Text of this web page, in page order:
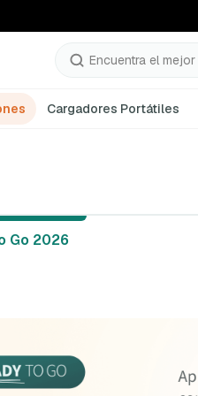
Encuentra el
Cargadores Portátiles
Go 2026